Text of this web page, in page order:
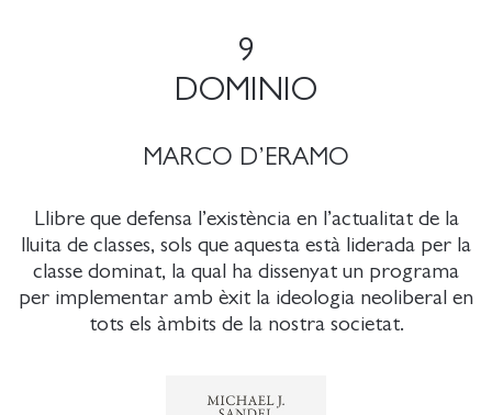
9
DOMINIO
MARCO D’ERAMO
Llibre que defensa l’existència en l’actualitat de la
lluita de classes, sols que aquesta està liderada per la
classe dominat, la qual ha dissenyat un programa
per implementar amb èxit la ideologia neoliberal en
tots els àmbits de la nostra societat.